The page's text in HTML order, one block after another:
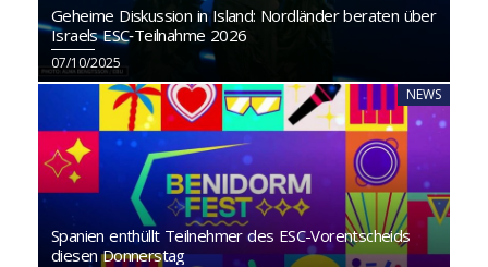
Geheime Diskussion in Island: Nordländer beraten über
Israels ESC‑Teilnahme 2026
07/10/2025
NEWS
Spanien enthüllt Teilnehmer des ESC-Vorentscheids
diesen Donnerstag